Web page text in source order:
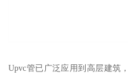
Upvc管已广泛应用到高层建筑